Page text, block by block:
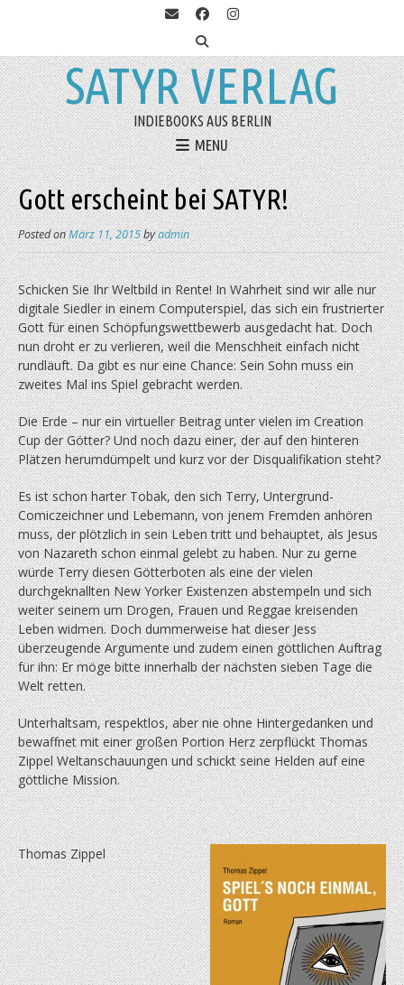
SATYR VERLAG
INDIEBOOKS AUS BERLIN
MENU
Gott erscheint bei SATYR!
Posted onMärz 11, 2015byadmin
Schicken Sie Ihr Weltbild in Rente! In Wahrheit sind wir alle nur
digitale Siedler in einem Computerspiel, das sich ein frustrierter
Gott für einen Schöpfungswettbewerb ausgedacht hat. Doch
nun droht er zu verlieren, weil die Menschheit einfach nicht
rundläuft. Da gibt es nur eine Chance: Sein Sohn muss ein
zweites Mal ins Spiel gebracht werden.
Die Erde – nur ein virtueller Beitrag unter vielen im Creation
Cup der Götter? Und noch dazu einer, der auf den hinteren
Plätzen herumdümpelt und kurz vor der Disqualifikation steht?
Es ist schon harter Tobak, den sich Terry, Untergrund-
Comiczeichner und Lebemann, von jenem Fremden anhören
muss, der plötzlich in sein Leben tritt und behauptet, als Jesus
von Nazareth schon einmal gelebt zu haben. Nur zu gerne
würde Terry diesen Götterboten als eine der vielen
durchgeknallten New Yorker Existenzen abstempeln und sich
weiter seinem um Drogen, Frauen und Reggae kreisenden
Leben widmen. Doch dummerweise hat dieser Jess
überzeugende Argumente und zudem einen göttlichen Auftrag
für ihn: Er möge bitte innerhalb der nächsten sieben Tage die
Welt retten.
Unterhaltsam, respektlos, aber nie ohne Hintergedanken und
bewaffnet mit einer großen Portion Herz zerpflückt Thomas
Zippel Weltanschauungen und schickt seine Helden auf eine
göttliche Mission.
Thomas Zippel